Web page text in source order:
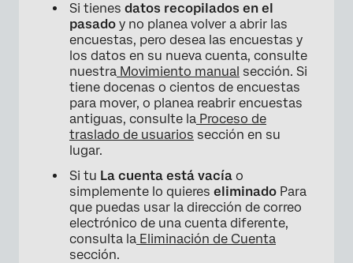
Si tienes datos recopilados en el
pasado y no planea volver a abrir las
encuestas, pero desea las encuestas y
los datos en su nueva cuenta, consulte
nuestra Movimiento manual sección. Si
tiene docenas o cientos de encuestas
para mover, o planea reabrir encuestas
antiguas, consulte la Proceso de
traslado de usuarios sección en su
lugar.
Si tu La cuenta está vacía o
simplemente lo quieres eliminado Para
que puedas usar la dirección de correo
electrónico de una cuenta diferente,
consulta la Eliminación de Cuenta
sección.